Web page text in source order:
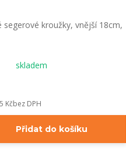
segerové kroužky, vnější 18cm,
skladem
Kčbez DPH
Přidat do košíku